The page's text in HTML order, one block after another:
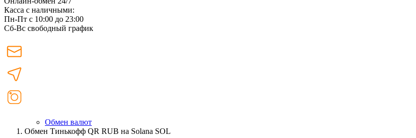
Касса с наличными:
Пн-Пт с 10:00 до 23:00
Сб-Вс свободный график
Обмен валют
Обмен Тинькофф QR RUB на Solana SOL